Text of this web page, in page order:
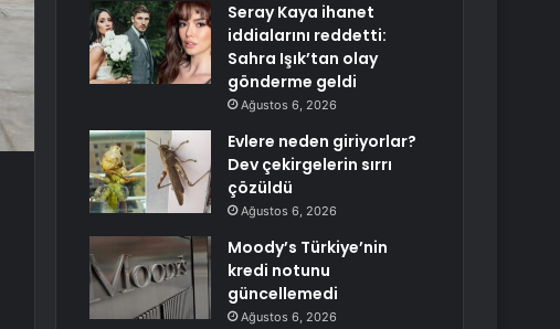
Seray Kaya ihanet
iddialarını reddetti:
Sahra Işık’tan olay
gönderme geldi
Ağustos 6, 2026
Evlere neden giriyorlar?
Dev çekirgelerin sırrı
çözüldü
Ağustos 6, 2026
Moody’s Türkiye’nin
kredi notunu
güncellemedi
Ağustos 6, 2026